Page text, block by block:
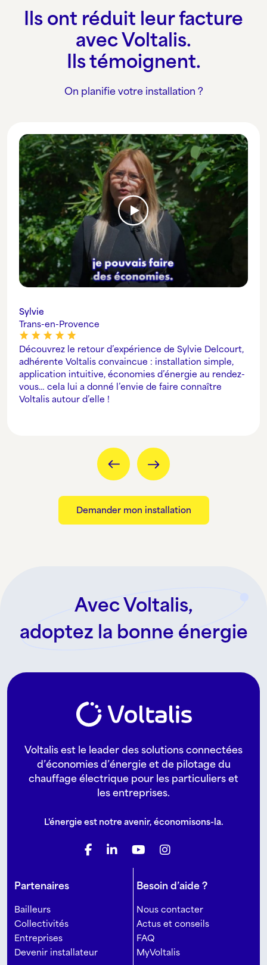
Ils ont réduit leur facture
avec Voltalis.
Ils témoignent.
On planifie votre installation ?
Sylvie
Trans-en-Provence
Découvrez le retour d’expérience de Sylvie Delcourt,
adhérente Voltalis convaincue : installation simple,
application intuitive, économies d’énergie au rendez-
vous… cela lui a donné l’envie de faire connaître
Voltalis autour d’elle !
Demander mon installation
Avec Voltalis,
adoptez la bonne énergie
Voltalis est le leader des solutions connectées
d’économies d’énergie et de pilotage du
chauffage électrique pour les particuliers et
les entreprises.
L'énergie est notre avenir, économisons-la.
Partenaires
Bailleurs
Collectivités
Entreprises
Devenir installateur
Besoin d’aide ?
Nous contacter
Actus et conseils
FAQ
MyVoltalis